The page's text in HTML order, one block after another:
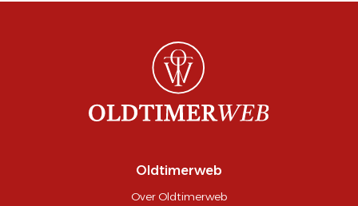
Oldtimerweb
Over Oldtimerweb